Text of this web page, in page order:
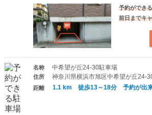
予約ができ
前日までキ
名称 中希望が丘24-30駐車場
住所 神奈川県横浜市旭区中希望が丘24-30レンタル
距離 1.1 km 徒歩13～18分 予約が出来